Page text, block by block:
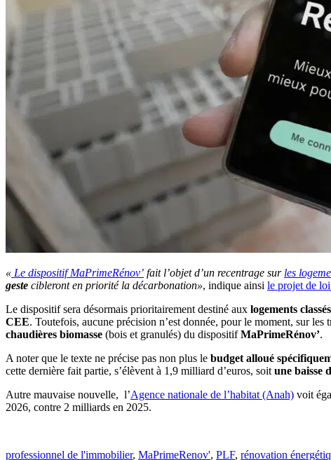
« Le dispositif MaPrimeRénov’ fait l’objet d’un recentrage sur les
geste cibleront en priorité la décarbonation», indique ainsi le projet de
Le dispositif sera désormais prioritairement destiné aux logements
CEE. Toutefois, aucune précision n’est donnée, pour le moment, sur
chaudières biomasse (bois et granulés) du dispositifMaPrimeRénov’.
A noter que le texte ne précise pas non plus le budget alloué
cette dernière fait partie, s’élèvent à 1,9 milliard d’euros, soit une baisse
Autre mauvaise nouvelle, l’Agence nationale de l’habitat (Anah) voit
2026, contre 2 milliards en 2025.
professionnel de l'immobilier, MaPrimeRenov', PLF, rénovation